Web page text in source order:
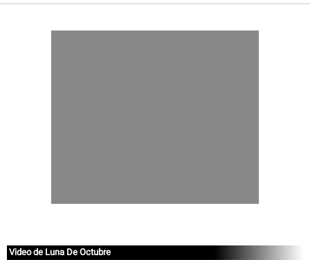
Video de Luna De Octubre